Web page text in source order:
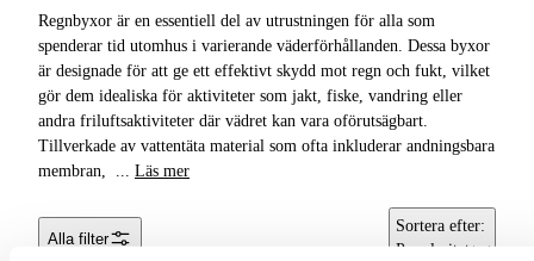
Kängor & Skor
Jackor
Västar
Tröjor &
Huvudbonader
Friluftsbyxor
Vandringsbyxor
Shorts
Bibs
Regnbyxor är en essentiell del av utrustningen för alla som
spenderar tid utomhus i varierande väderförhållanden. Dessa byxor
är designade för att ge ett effektivt skydd mot regn och fukt, vilket
gör dem idealiska för aktiviteter som jakt, fiske, vandring eller
andra friluftsaktiviteter där vädret kan vara oförutsägbart.
Tillverkade av vattentäta material som ofta inkluderar andningsbara
membran,
... Läs mer
Alla filter
Sortera efter:
Popularitet